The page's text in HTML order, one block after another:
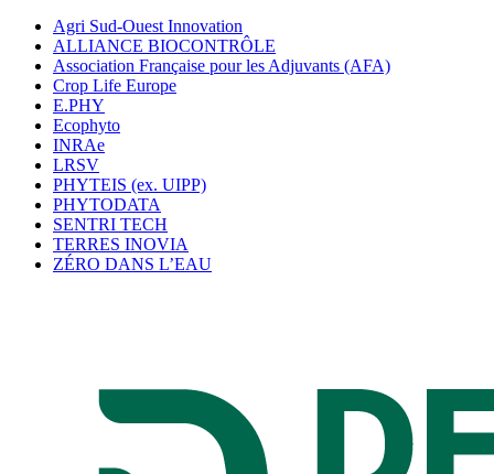
Agri Sud-Ouest Innovation
ALLIANCE BIOCONTRÔLE
Association Française pour les Adjuvants (AFA)
Crop Life Europe
E.PHY
Ecophyto
INRAe
LRSV
PHYTEIS (ex. UIPP)
PHYTODATA
SENTRI TECH
TERRES INOVIA
ZÉRO DANS L’EAU